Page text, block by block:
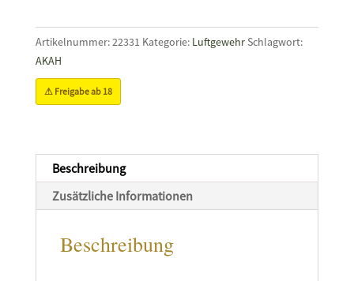
Menge
Artikelnummer:22331 Kategorie: LuftgewehrSchlagwort:
AKAH
⚠ Freigabe ab 18
Beschreibung
Zusätzliche Informationen
Beschreibung